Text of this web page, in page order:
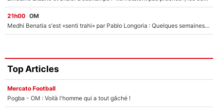
21h00 OM
Medhi Benatia s'est «senti trahi» par Pablo Longoria : Quelques semaines après son départ, l'ancien directeur de football de l'OM règle ses comptes
Top Articles
Mercato Football
Pogba - OM : Voilà l'homme qui a tout gâché !